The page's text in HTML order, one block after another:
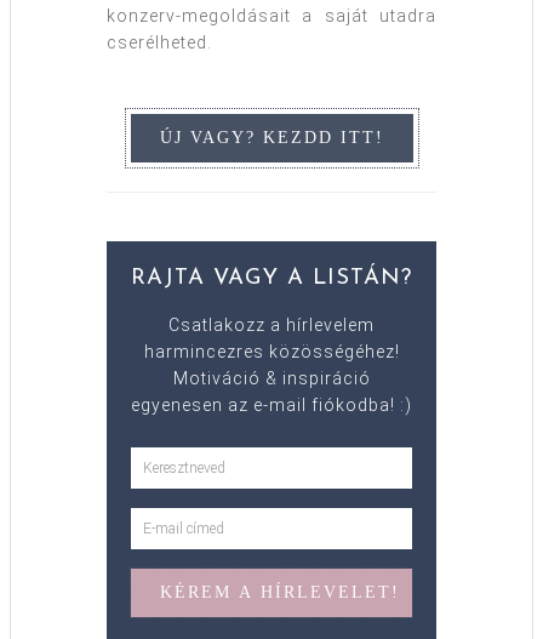
konzerv-megoldásait a saját utadra
cserélheted.
RAJTA VAGY A LISTÁN?
Csatlakozz a hírlevelem
harmincezres közösségéhez!
Motiváció & inspiráció
egyenesen az e-mail fiókodba! :)